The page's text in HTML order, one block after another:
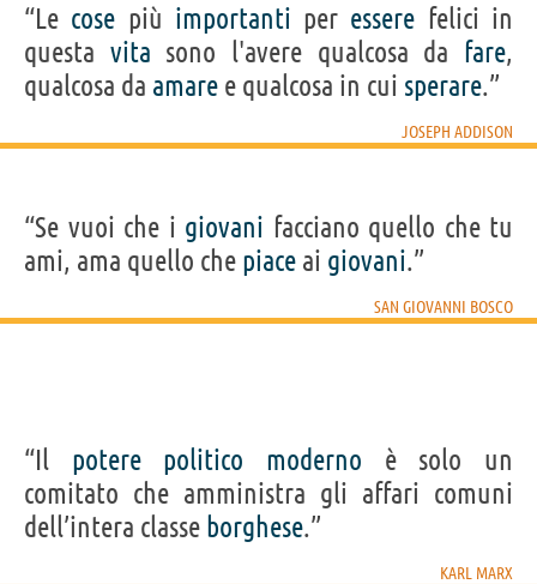
“Le cose più importanti per essere felici in
questa vita sono l'avere qualcosa da fare,
qualcosa da amare e qualcosa in cui sperare.”
JOSEPH ADDISON
“Se vuoi che i giovani facciano quello che tu
ami, ama quello che piace ai giovani.”
SAN GIOVANNI BOSCO
“Il potere politico moderno è solo un
comitato che amministra gli affari comuni
dell’intera classe borghese.”
KARL MARX